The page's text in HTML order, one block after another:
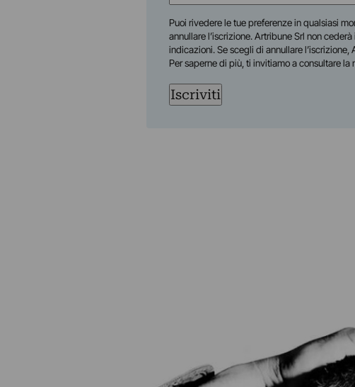
Puoi rivedere le tue preferenze in qualsiasi
annullare l’iscrizione. Artribune Srl non
indicazioni. Se scegli di annullare
Per saperne di più, ti invitiamo a consultare la
Iscriviti